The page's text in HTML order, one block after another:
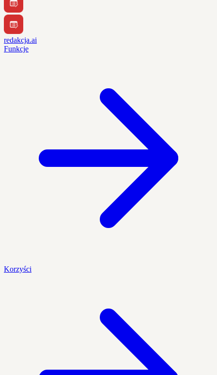
redakcja.ai
Funkcje
Korzyści